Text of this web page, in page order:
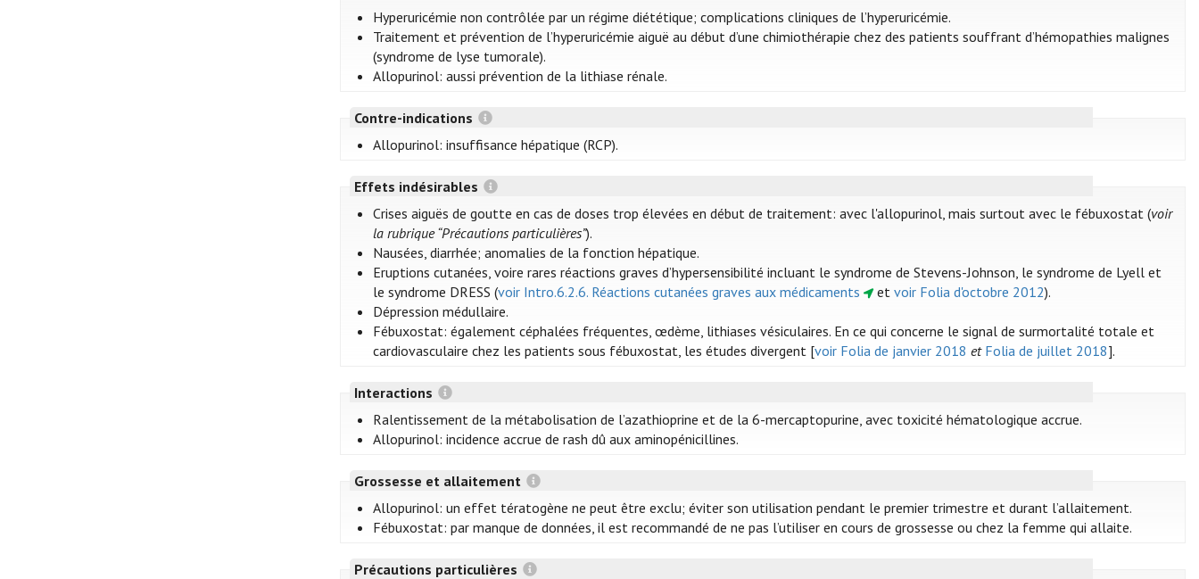
Hyperuricémie non contrôlée par un régime diététique; complications cliniques de l’hyperuricémie.
Traitement et prévention de l’hyperuricémie aiguë au début d’une chimiothérapie chez des patients souffrant d’hémopathies malignes
(syndrome de lyse tumorale).
Allopurinol: aussi prévention de la lithiase rénale.
Contre-indications
Allopurinol: insuffisance hépatique (RCP).
Effets indésirables
Crises aiguës de goutte en cas de doses trop élevées en début de traitement: avec l'allopurinol, mais surtout avec le fébuxostat (voir
la rubrique “Précautions particulières”).
Nausées, diarrhée; anomalies de la fonction hépatique.
Eruptions cutanées, voire rares réactions graves d’hypersensibilité incluant le syndrome de Stevens-Johnson, le syndrome de Lyell et
le syndrome DRESS (voir Intro.6.2.6. Réactions cutanées graves aux médicaments et voir Folia d'octobre 2012).
Dépression médullaire.
Fébuxostat: également céphalées fréquentes, œdème, lithiases vésiculaires. En ce qui concerne le signal de surmortalité totale et
cardiovasculaire chez les patients sous fébuxostat, les études divergent [voir Folia de janvier 2018 et Folia de juillet 2018].
Interactions
Ralentissement de la métabolisation de l’azathioprine et de la 6-mercaptopurine, avec toxicité hématologique accrue.
Allopurinol: incidence accrue de rash dû aux aminopénicillines.
Grossesse et allaitement
Allopurinol: un effet tératogène ne peut être exclu; éviter son utilisation pendant le premier trimestre et durant l’allaitement.
Fébuxostat: par manque de données, il est recommandé de ne pas l’utiliser en cours de grossesse ou chez la femme qui allaite.
Précautions particulières